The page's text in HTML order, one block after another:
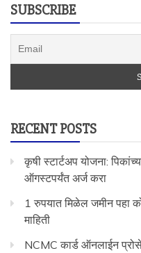
SUBSCRIBE
RECENT POSTS
कृषी स्टार्टअप योजना:
ऑगस्टपर्यंत अर्ज करा
1 रुपयात मिळेल जमीन पहा
माहिती
NCMC कार्ड ऑनलाईन